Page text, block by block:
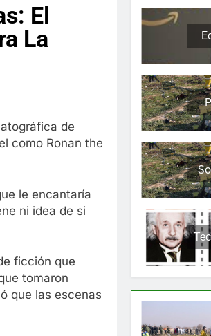
Chile, Argentina, Colombia, Perú ,
Libre
binoculares de visión nocturna y
un clip de movimiento desde una sola
El
La
de
como Ronan the
le encantaría
ni idea de si
ficción que
tomaron
que las escenas